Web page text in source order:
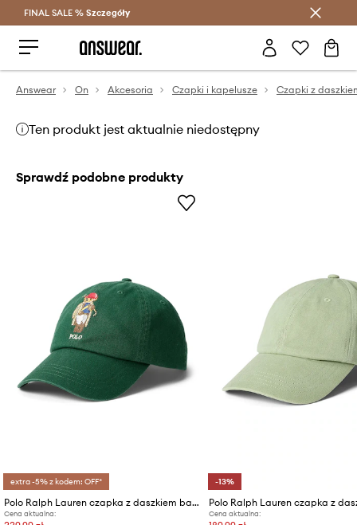
Oszczędzaj z Answear Club >
FINAL SALE % Szczegóły
Answear On Akcesoria Czapki i kapelusze Czapki z
Ten produkt jest aktualnie niedostępny
Sprawdź podobne produkty
extra -5% z kodem: OFF*
Polo Ralph Lauren czapka z daszkiem bawełniana
Cena aktualna:
-13%
Cena aktualna: